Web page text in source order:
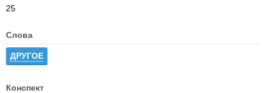
25
Слова
ДРУГОЕ
Конспект